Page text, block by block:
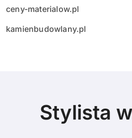
ceny-materialow.pl
kamienbudowlany.pl
Stylista